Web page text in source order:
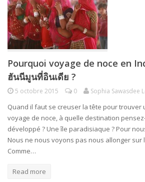
Pourquoi voyage de noce en
ฮันนีมูนที่อินเดีย ?
5 octobre 2015 0 Sophia Sawasdee
Quand il faut se creuser la tête pour trouver
voyage de noce, à quelle destination
développé ? Une île paradisiaque ? Pour
Nous ne nous voyons pas nous allonger sur
Comme…
Read more